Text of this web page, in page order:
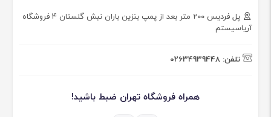
پل فردیس ۲۰۰ متر بعد از پمپ بنزین باران نبش گلستان ۴ فروشگاه
آریاسیستم
تلفن: 02634939448
همراه فروشگاه تهران ضبط باشید!